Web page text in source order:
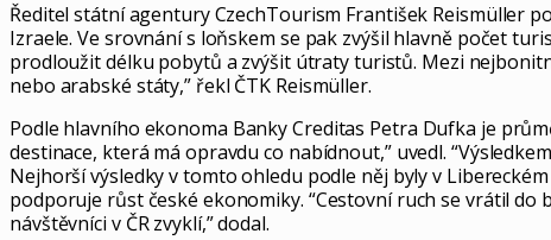
Ředitel státní agentury CzechTourism František Reismüller
Izraele. Ve srovnání s loňskem se pak zvýšil hlavně počet
prodloužit délku pobytů a zvýšit útraty turistů. Mezi
nebo arabské státy,” řekl ČTK Reismüller.
Podle hlavního ekonoma Banky Creditas Petra Dufka je
destinace, která má opravdu co nabídnout,” uvedl.
Nejhorší výsledky v tomto ohledu podle něj byly v
podporuje růst české ekonomiky. “Cestovní ruch se vrátil do
návštěvníci v ČR zvyklí,” dodal.